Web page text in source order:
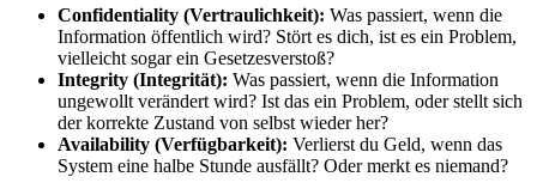
Confidentiality (Vertraulichkeit): Was passiert, wenn die
Information öffentlich wird? Stört es dich, ist es ein Problem,
vielleicht sogar ein Gesetzesverstoß?
Integrity (Integrität): Was passiert, wenn die Information
ungewollt verändert wird? Ist das ein Problem, oder stellt sich
der korrekte Zustand von selbst wieder her?
Availability (Verfügbarkeit): Verlierst du Geld, wenn das
System eine halbe Stunde ausfällt? Oder merkt es niemand?